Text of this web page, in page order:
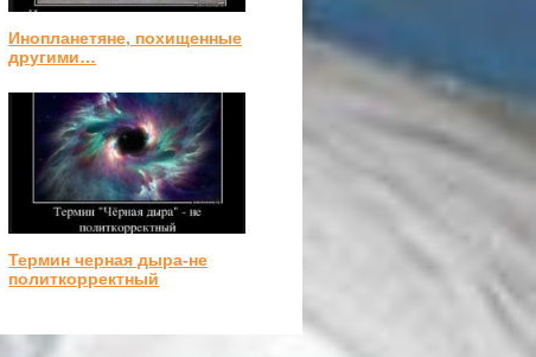
Инопланетяне, похищенные
другими…
Термин черная дыра-не
политкорректный